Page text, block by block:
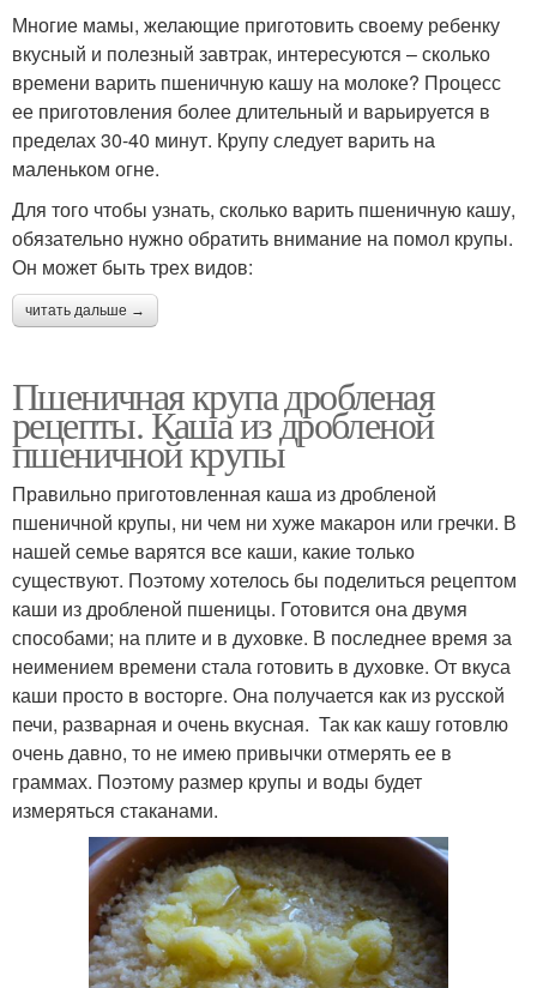
Многие мамы, желающие приготовить своему ребенку
вкусный и полезный завтрак, интересуются – сколько
времени варить пшеничную кашу на молоке? Процесс
ее приготовления более длительный и варьируется в
пределах 30-40 минут. Крупу следует варить на
маленьком огне.
Для того чтобы узнать, сколько варить пшеничную кашу,
обязательно нужно обратить внимание на помол крупы.
Он может быть трех видов:
читать дальше →
Пшеничная крупа дробленая
рецепты. Каша из дробленой
пшеничной крупы
Правильно приготовленная каша из дробленой
пшеничной крупы, ни чем ни хуже макарон или гречки. В
нашей семье варятся все каши, какие только
существуют. Поэтому хотелось бы поделиться рецептом
каши из дробленой пшеницы. Готовится она двумя
способами; на плите и в духовке. В последнее время за
неимением времени стала готовить в духовке. От вкуса
каши просто в восторге. Она получается как из русской
печи, разварная и очень вкусная. Так как кашу готовлю
очень давно, то не имею привычки отмерять ее в
граммах. Поэтому размер крупы и воды будет
измеряться стаканами.